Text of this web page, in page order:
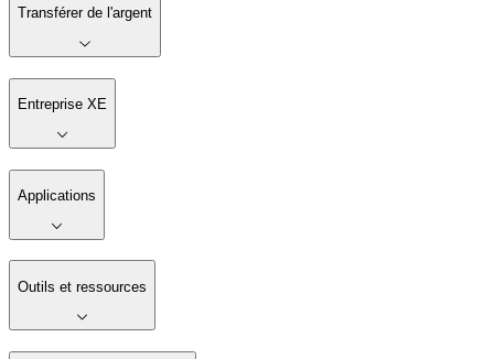
Transférer de l'argent
Entreprise XE
Applications
Outils et ressources